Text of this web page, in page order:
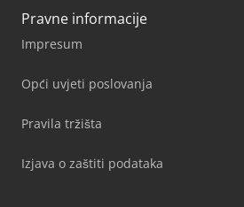
Pravne informacije
Impresum
Opći uvjeti poslovanja
Pravila tržišta
Izjava o zaštiti podataka